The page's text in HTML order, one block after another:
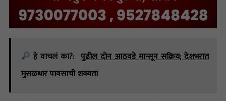
हे वाचलं का?: पुढील दोन आठवडे मान्सून सक्रिय; देशभरात
मुसळधार पावसाची शक्यता